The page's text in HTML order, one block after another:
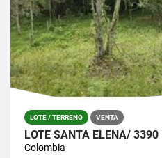
LOTE / TERRENO VENTA
Colombia